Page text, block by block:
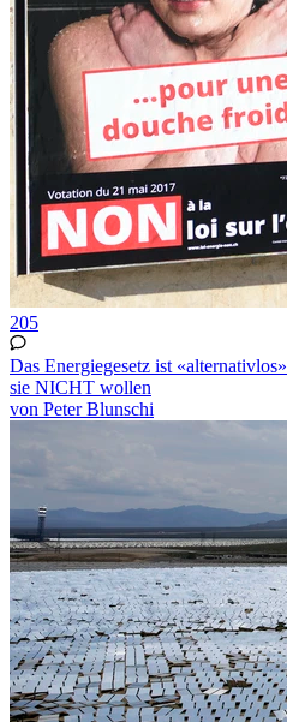
205
Das Energiegesetz ist
sie NICHT wollen
von Peter Blunschi